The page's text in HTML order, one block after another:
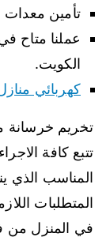
تأمين
عملنا متاح
الكويت.
كهربائي
تخريم خرسانة
تتبع كافة
المناسب الذي
المتطلبات
في المنزل من